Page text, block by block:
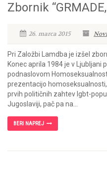
Zbornik
26. marca 2015
Pri Založbi Lamdba je izšel
Konec aprila 1984 je v Ljubljani
podnaslovom
prezentacijo
prvih političnih zahtev lgbt-
Jugoslaviji, pač pa na...
BERI NAPREJ